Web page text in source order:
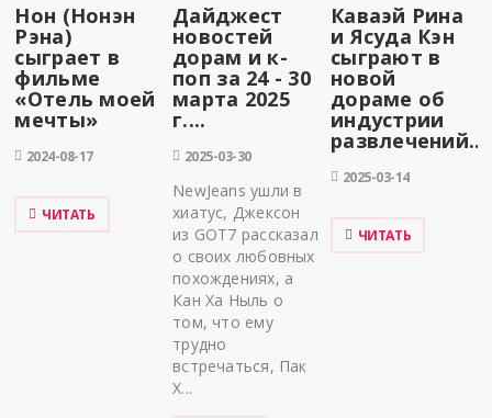
Нон (Нонэн
Рэна)
сыграет в
фильме
«Отель моей
мечты»
2024-08-17
ЧИТАТЬ
Дайджест
новостей
дорам и к-
поп за 24 - 30
марта 2025
г....
2025-03-30
NewJeans ушли в
хиатус, Джексон
из GOT7 рассказал
о своих любовных
похождениях, а
Кан Ха Ныль о
том, что ему
трудно
встречаться, Пак
Х...
Каваэй Рина
и Ясуда Кэн
сыграют в
новой
дораме об
индустрии
развлечений...
2025-03-14
ЧИТАТЬ